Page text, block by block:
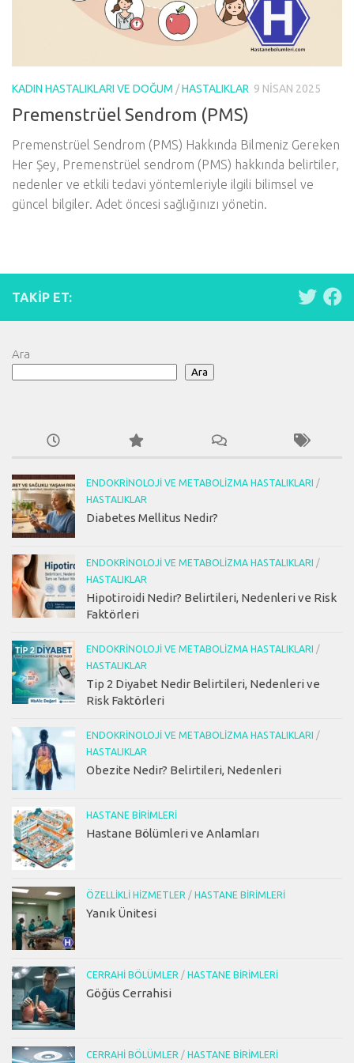
KADIN HASTALIKLARI VE DOĞUM /HASTALIKLAR 9 NISAN 2025
Premenstrüel Sendrom (PMS)
Premenstrüel Sendrom (PMS) Hakkında Bilmeniz Gereken
Her Şey, Premenstrüel sendrom (PMS) hakkında belirtiler,
nedenler ve etkili tedavi yöntemleriyle ilgili bilimsel ve
güncel bilgiler. Adet öncesi sağlığınızı yönetin.
TAKIP ET:
Ara
Ara
ENDOKRINOLOJI VE METABOLIZMA HASTALIKLARI
/
HASTALIKLAR
Diabetes Mellitus Nedir?
ENDOKRINOLOJI VE METABOLIZMA HASTALIKLARI
/
HASTALIKLAR
Hipotiroidi Nedir? Belirtileri, Nedenleri ve Risk
Faktörleri
ENDOKRINOLOJI VE METABOLIZMA HASTALIKLARI
/
HASTALIKLAR
Tip 2 Diyabet Nedir Belirtileri, Nedenleri ve
Risk Faktörleri
ENDOKRINOLOJI VE METABOLIZMA HASTALIKLARI
/
HASTALIKLAR
Obezite Nedir? Belirtileri, Nedenleri
HASTANE BIRIMLERI
Hastane Bölümleri ve Anlamları
ÖZELLIKLI HIZMETLER / HASTANE BIRIMLERI
Yanık Ünitesi
CERRAHI BÖLÜMLER / HASTANE BIRIMLERI
Göğüs Cerrahisi
CERRAHI BÖLÜMLER / HASTANE BIRIMLERI